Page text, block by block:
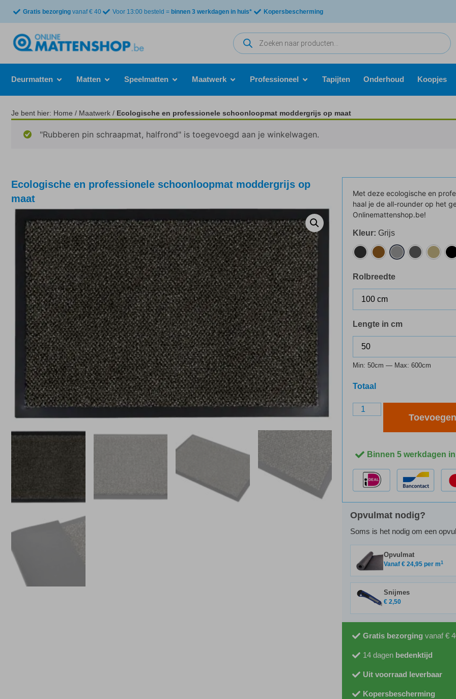
Gratis bezorging vanaf € 40 Voor 13:00 besteld = binnen 3 werkdagen in huis* Kopersbescherming
Deurmatten Matten Speelmatten Maatwerk Professioneel Tapijten Onderhoud Koopjes
Je bent hier: Home / Maatwerk / Ecologische en professionele schoonloopmat moddergrijs op maat
"Rubberen pin schraapmat, halfrond" is toegevoegd aan je winkelwagen.
Ecologische en professionele schoonloopmat moddergrijs op
maat
Met deze ecologische en
haal je de all-rounder op het
Onlinemattenshop.be!
Kleur: Grijs
Rolbreedte
Lengte in cm
Min: 50cm — Max: 600cm
Totaal
Binnen 5 werkdagen in
Opvulmat nodig?
Soms is het nodig om een
Opvulmat
Vanaf € 24,95 per m1
Snijmes
€ 2,50
Gratis bezorging vanaf €
14 dagen bedenktijd
Uit voorraad leverbaar
Kopersbescherming